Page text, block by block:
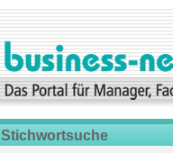
Stichwortsuche